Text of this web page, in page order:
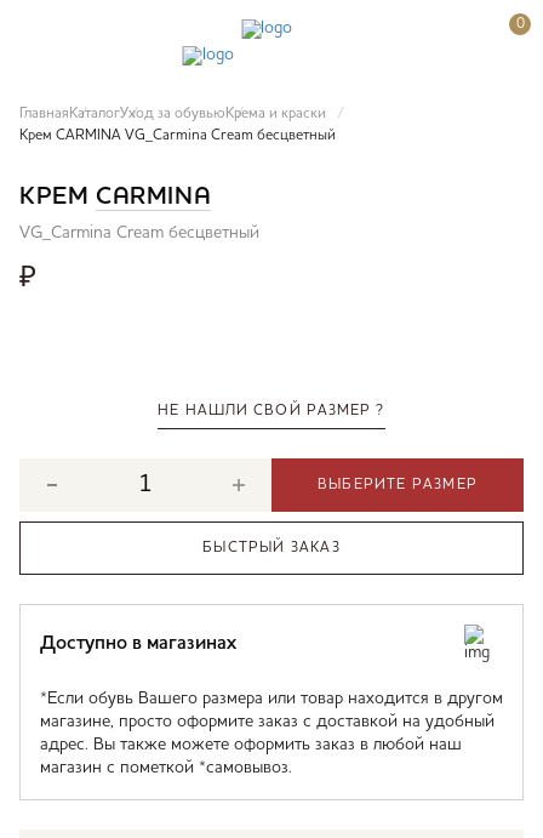
0
Главная КаталогУход за обувью Крема и краски
Крем CARMINA VG_Carmina Cream бесцветный
КРЕМ CARMINA
VG_Carmina Cream бесцветный
₽
НЕ НАШЛИ СВОЙ РАЗМЕР ?
ВЫБЕРИТЕ РАЗМЕР
БЫСТРЫЙ ЗАКАЗ
Доступно в магазинах
*Если обувь Вашего размера или товар находится в другом
магазине, просто оформите заказ с доставкой на удобный
адрес. Вы также можете оформить заказ в любой наш
магазин с пометкой *самовывоз.